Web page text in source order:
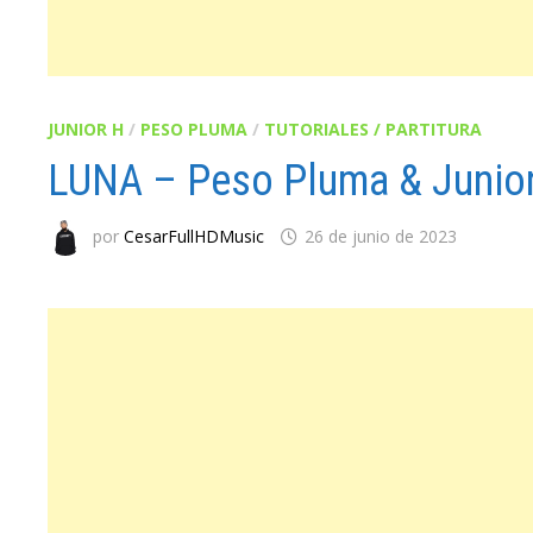
JUNIOR H / PESO PLUMA / TUTORIALES / PARTITURA
LUNA – Peso Pluma &
porCesarFullHDMusic 26 de junio de 2023